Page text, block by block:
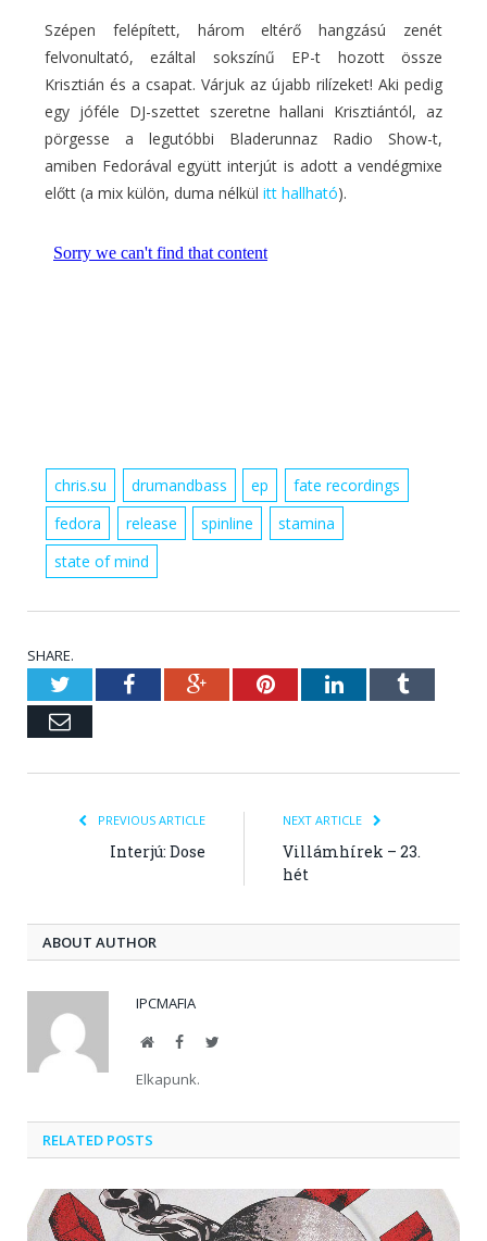
Szépen felépített, három eltérő hangzású zenét
felvonultató, ezáltal sokszínű EP-t hozott össze
Krisztián és a csapat. Várjuk az újabb rilízeket! Aki pedig
egy jóféle DJ-szettet szeretne hallani Krisztiántól, az
pörgesse a legutóbbi Bladerunnaz Radio Show-t,
amiben Fedorával együtt interjút is adott a vendégmixe
előtt (a mix külön, duma nélkül itt hallható).
chris.su drumandbass ep
fate recordings
fedora
release spinline
stamina
state of mind
SHARE.
TwitterFacebookGoogle+PinterestLinkedInTumblr
Email
PREVIOUS ARTICLE
Interjú: Dose
NEXT ARTICLE
Villámhírek – 23.
hét
ABOUT AUTHOR
IPCMAFIA
WebsiteFacebookTwitter
Elkapunk.
RELATED POSTS